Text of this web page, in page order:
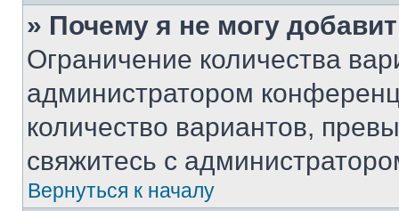
» Почему я не могу
Ограничение количества
администратором
количество вариантов,
свяжитесь с
Вернуться к началу